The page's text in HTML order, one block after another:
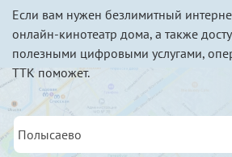
Если вам нужен безлимитный
онлайн-кинотеатр дома, а также
полезными цифровыми услугами,
ТТК поможет.